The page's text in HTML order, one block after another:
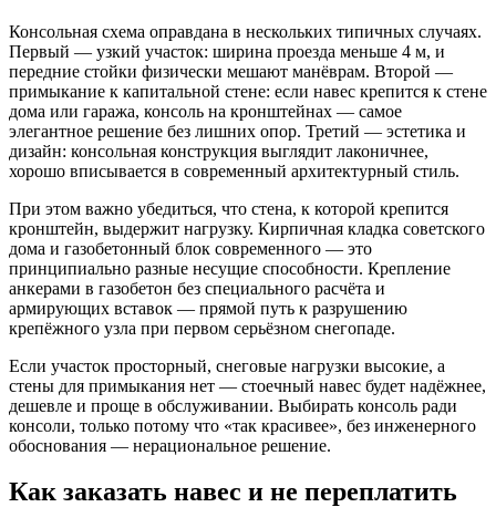
Консольная схема оправдана в нескольких типичных случаях.
Первый — узкий участок: ширина проезда меньше 4 м, и
передние стойки физически мешают манёврам. Второй —
примыкание к капитальной стене: если навес крепится к стене
дома или гаража, консоль на кронштейнах — самое
элегантное решение без лишних опор. Третий — эстетика и
дизайн: консольная конструкция выглядит лаконичнее,
хорошо вписывается в современный архитектурный стиль.
При этом важно убедиться, что стена, к которой крепится
кронштейн, выдержит нагрузку. Кирпичная кладка советского
дома и газобетонный блок современного — это
принципиально разные несущие способности. Крепление
анкерами в газобетон без специального расчёта и
армирующих вставок — прямой путь к разрушению
крепёжного узла при первом серьёзном снегопаде.
Если участок просторный, снеговые нагрузки высокие, а
стены для примыкания нет — стоечный навес будет надёжнее,
дешевле и проще в обслуживании. Выбирать консоль ради
консоли, только потому что «так красивее», без инженерного
обоснования — нерациональное решение.
Как заказать навес и не переплатить